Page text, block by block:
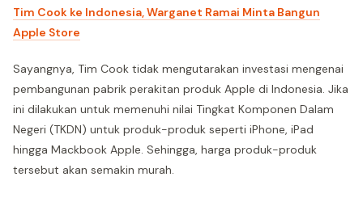
Tim Cook ke Indonesia, Warganet Ramai Minta Bangun
Apple Store
Sayangnya, Tim Cook tidak mengutarakan investasi mengenai
pembangunan pabrik perakitan produk Apple di Indonesia. Jika
ini dilakukan untuk memenuhi nilai Tingkat Komponen Dalam
Negeri (TKDN) untuk produk-produk seperti iPhone, iPad
hingga Mackbook Apple. Sehingga, harga produk-produk
tersebut akan semakin murah.